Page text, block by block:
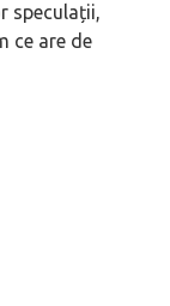
speculații,
ce are de